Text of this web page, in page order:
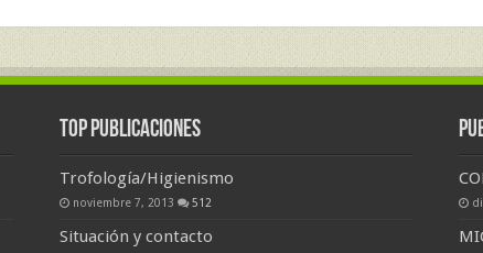
Top Publicaciones
Trofología/Higienismo
noviembre 7, 2013 512
Situación y contacto